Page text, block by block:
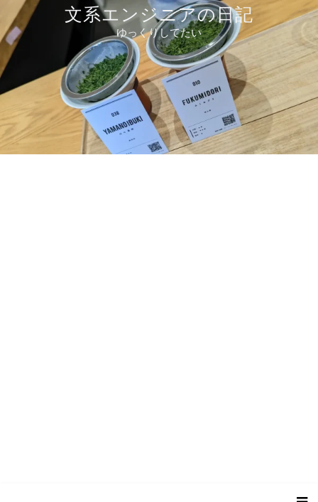
テ
ツ
へ
ス
ッ
プ
文系エンジニアの日記
ゆっくりしてたい